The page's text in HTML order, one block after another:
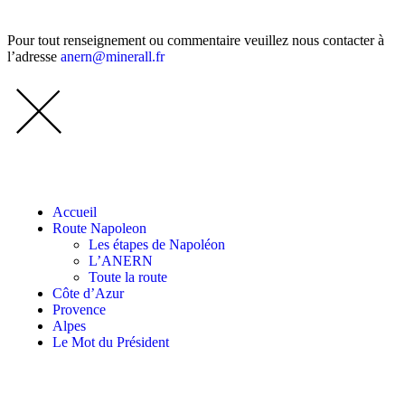
Pour tout renseignement ou commentaire veuillez nous contacter à
l’adresse anern@minerall.fr
Accueil
Route Napoleon
Les étapes de Napoléon
L’ANERN
Toute la route
Côte d’Azur
Provence
Alpes
Le Mot du Président